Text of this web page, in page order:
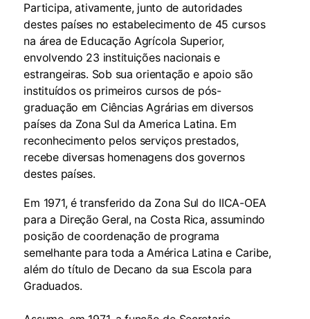
Participa, ativamente, junto de autoridades
destes países no estabelecimento de 45 cursos
na área de Educação Agrícola Superior,
envolvendo 23 instituições nacionais e
estrangeiras. Sob sua orientação e apoio são
instituídos os primeiros cursos de pós-
graduação em Ciências Agrárias em diversos
países da Zona Sul da America Latina. Em
reconhecimento pelos serviços prestados,
recebe diversas homenagens dos governos
destes países.
Em 1971, é transferido da Zona Sul do IICA-OEA
para a Direção Geral, na Costa Rica, assumindo
posição de coordenação de programa
semelhante para toda a América Latina e Caribe,
além do título de Decano da sua Escola para
Graduados.